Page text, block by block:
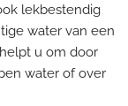
lekbestendig
water van een
u om door
water of over